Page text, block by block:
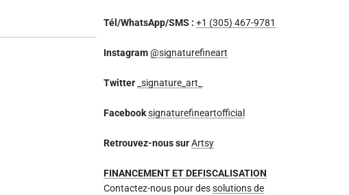
Tél/WhatsApp/SMS : +1 (305) 467-9781
Instagram @signaturefineart
Twitter _signature_art_
Facebooksignaturefineartofficial
Retrouvez-nous sur Artsy
FINANCEMENT ET DEFISCALISATION
Contactez-nous pour dessolutions de